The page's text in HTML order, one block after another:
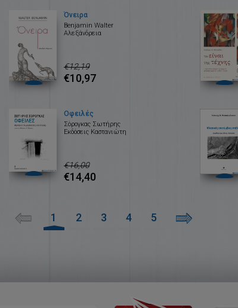
Όνειρα
Benjamin Walter
Αλεξάνδρεια
€12,19
€10,97
Οφειλές
Σόρογκας Σωτήρης
Εκδόσεις Καστανιώτη
€16,00
€14,40
1 2 3 4 5